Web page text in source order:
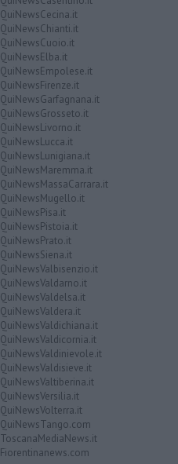
QuiNewsCecina.it
QuiNewsChianti.it
QuiNewsCuoio.it
QuiNewsElba.it
QuiNewsEmpolese.it
QuiNewsFirenze.it
QuiNewsGarfagnana.it
QuiNewsGrosseto.it
QuiNewsLivorno.it
QuiNewsLucca.it
QuiNewsLunigiana.it
QuiNewsMaremma.it
QuiNewsMassaCarrara.it
QuiNewsMugello.it
QuiNewsPisa.it
QuiNewsPistoia.it
QuiNewsPrato.it
QuiNewsSiena.it
QuiNewsValbisenzio.it
QuiNewsValdarno.it
QuiNewsValdelsa.it
QuiNewsValdera.it
QuiNewsValdichiana.it
QuiNewsValdicornia.it
QuiNewsValdinievole.it
QuiNewsValdisieve.it
QuiNewsValtiberina.it
QuiNewsVersilia.it
QuiNewsVolterra.it
QuiNewsTango.com
ToscanaMediaNews.it
Fiorentinanews.com